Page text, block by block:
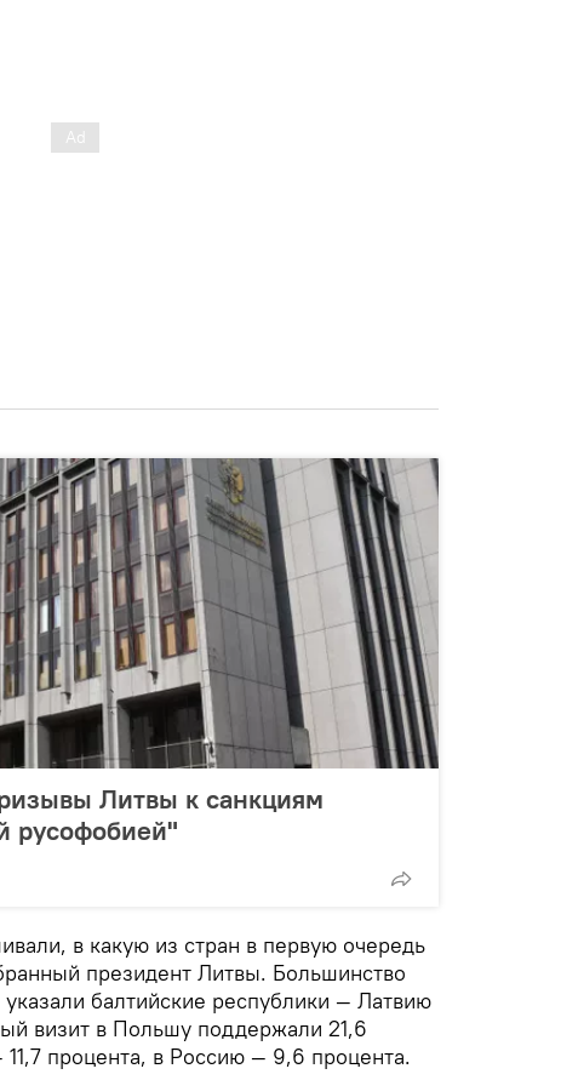
Литвы к санкциям
русофобией"
в какую из стран в первую очередь
президент Литвы. Большинство
балтийские республики — Латвию
визит в Польшу поддержали 21,6
процента, в Россию — 9,6 процента.